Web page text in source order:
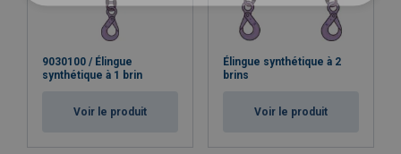
9030100 / Élingue
synthétique à 1 brin
Voir le produit
Élingue synthétique à 2
brins
Voir le produit